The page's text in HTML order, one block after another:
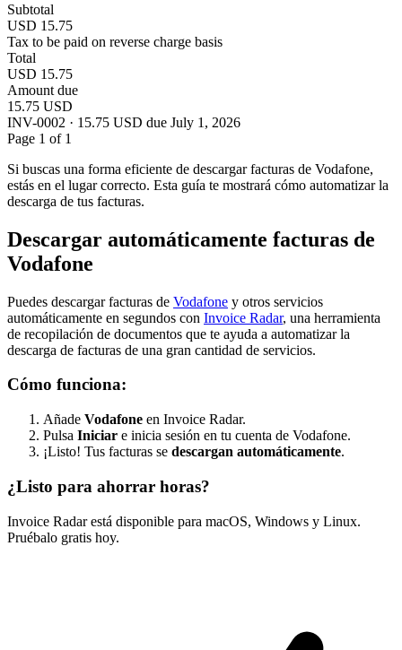
Subtotal
USD 15.75
Tax to be paid on reverse charge basis
Total
USD 15.75
Amount due
15.75 USD
INV-0002 · 15.75 USD due July 1, 2026
Page 1 of 1
Si buscas una forma eficiente de descargar facturas de Vodafone,
estás en el lugar correcto. Esta guía te mostrará cómo automatizar la
descarga de tus facturas.
Descargar automáticamente facturas de
Vodafone
Puedes descargar facturas de Vodafone y otros servicios
automáticamente en segundos con Invoice Radar, una herramienta
de recopilación de documentos que te ayuda a automatizar la
descarga de facturas de una gran cantidad de servicios.
Cómo funciona:
Añade Vodafone en Invoice Radar.
Pulsa Iniciar e inicia sesión en tu cuenta de Vodafone.
¡Listo! Tus facturas se descargan automáticamente.
¿Listo para ahorrar horas?
Invoice Radar está disponible para macOS, Windows y Linux.
Pruébalo gratis hoy.